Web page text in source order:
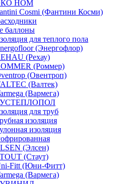
НОМ
Cosmi (Фантини Косми)
баллоны
для теплого пола
(Энергофлор)
(Рехау)
(Роммер)
(Овентроп)
(Валтек)
(Вармега)
для труб
изоляция
изоляция
(Элсен)
(Стаут)
Fitt (Юни-Фитт)
(Вармега)